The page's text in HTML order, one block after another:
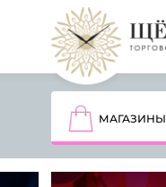
МАГАЗИНЫ